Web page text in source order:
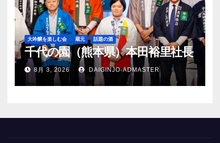
大吟醸を楽しむ会 蔵元 話題の酒
千代の園（熊本県）本田裕里社長
8月 3, 2026 DAIGINJO-ADMASTER